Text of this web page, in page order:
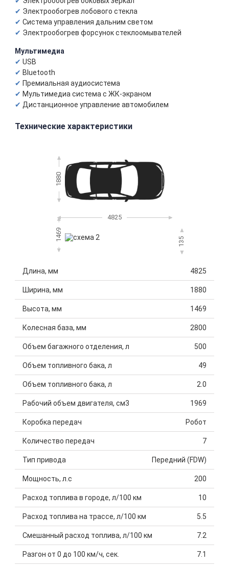
Электрообогрев лобового стекла
Система управления дальним светом
Электрообогрев форсунок стеклоомывателей
Мультимедиа
USB
Bluetooth
Премиальная аудиосистема
Мультимедиа система с ЖК-экраном
Дистанционное управление автомобилем
Технические характеристики
1880
4825
1469 135
Длина, мм 4825
Ширина, мм 1880
Высота, мм 1469
Колесная база, мм 2800
Объем багажного отделения, л 500
Объем топливного бака, л 49
Объем топливного бака, л 2.0
Рабочий объем двигателя, см3 1969
Коробка передач Робот
Количество передач 7
Тип привода Передний (FDW)
Мощность, л.с 200
Расход топлива в городе, л/100 км 10
Расход топлива на трассе, л/100 км 5.5
Смешанный расход топлива, л/100 км 7.2
Разгон от 0 до 100 км/ч, сек. 7.1